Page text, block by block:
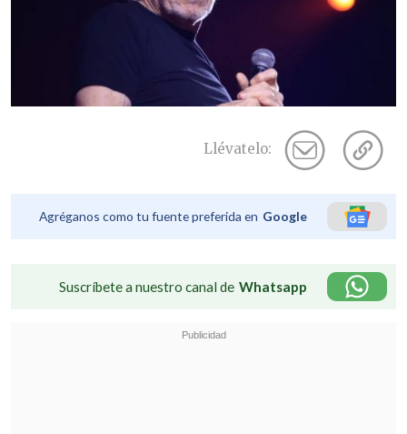
Llévatelo:
Agréganos como tu fuente preferida en Google
Suscríbete a nuestro canal de Whatsapp